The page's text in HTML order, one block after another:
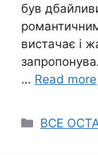
був
вистачає і
… Read more
Categories
ВСЕ